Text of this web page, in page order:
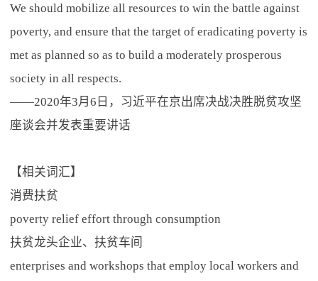
We should mobilize all resources to win the battle against
poverty, and ensure that the target of eradicating poverty is
met as planned so as to build a moderately prosperous
society in all respects.
——2020年3月6日，习近平在京出席决战决胜脱贫攻坚
座谈会并发表重要讲话
【相关词汇】
消费扶贫
poverty relief effort through consumption
扶贫龙头企业、扶贫车间
enterprises and workshops that employ local workers and